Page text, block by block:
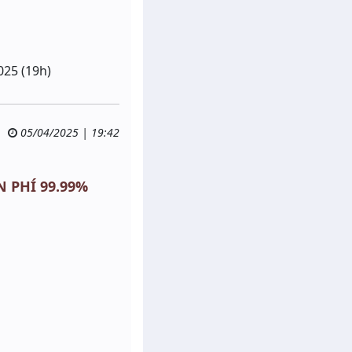
(19h)
05/04/2025 | 19:42
PHÍ 99.99%